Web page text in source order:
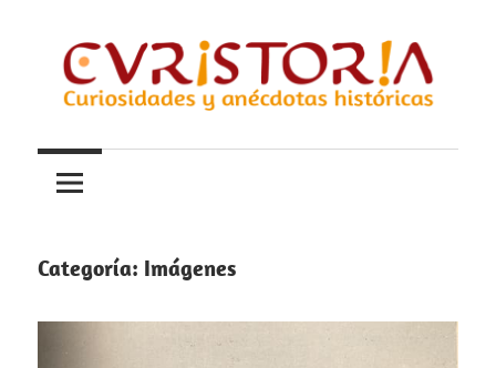
contenido
Curistoria
y
anécdotas
historia
Categoría: Imágenes